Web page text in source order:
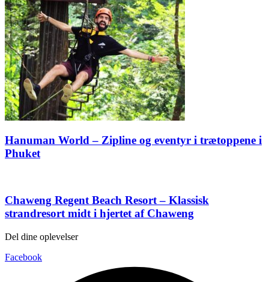
Hanuman World – Zipline og eventyr i trætoppene i
Phuket
Chaweng Regent Beach Resort – Klassisk
strandresort midt i hjertet af Chaweng
Del dine oplevelser
Facebook